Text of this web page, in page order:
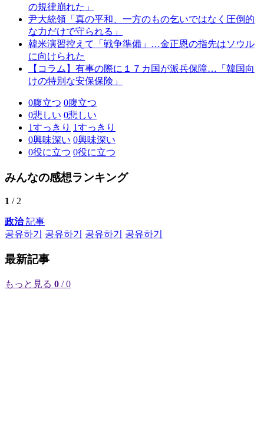
の規律崩れた」
尹大統領「真の平和、一方のもの乞いではなく圧倒的
な力だけで守られる」
韓米演習控えて「戦争準備」…金正恩の指先はソウル
に向けられた
【コラム】有事の際に１７カ国が派兵保障…「韓国向
けの特別な安保保険」
0腹立つ 0腹立つ
0悲しい 0悲しい
1すっきり 1すっきり
0興味深い 0興味深い
0役に立つ 0役に立つ
みんなの感想ランキング
1 / 2
政治記事
공유하기
공유하기 공유하기 공유하기
最新記事
もっと見る 0 / 0